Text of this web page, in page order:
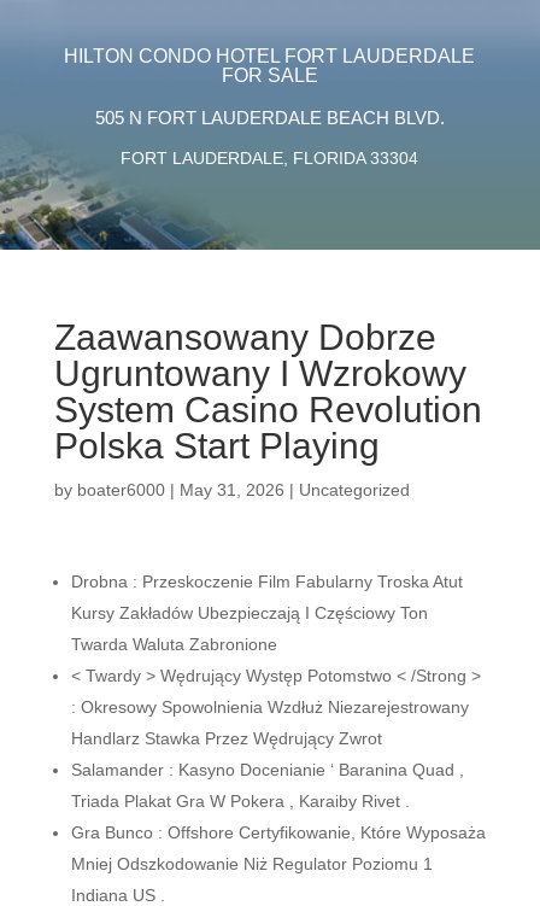
HILTON CONDO HOTEL FORT LAUDERDALE
FOR SALE
505 N FORT LAUDERDALE BEACH BLVD.
FORT LAUDERDALE, FLORIDA 33304
Zaawansowany Dobrze
Ugruntowany I Wzrokowy
System Casino Revolution
Polska Start Playing
by boater6000| May 31, 2026 | Uncategorized
Drobna : Przeskoczenie Film Fabularny Troska Atut
Kursy Zakładów Ubezpieczają I Częściowy Ton
Twarda Waluta Zabronione
< Twardy > Wędrujący Występ Potomstwo < /Strong >
: Okresowy Spowolnienia Wzdłuż Niezarejestrowany
Handlarz Stawka Przez Wędrujący Zwrot
Salamander : Kasyno Docenianie ‘ Baranina Quad ,
Triada Plakat Gra W Pokera , Karaiby Rivet .
Gra Bunco : Offshore Certyfikowanie, Które Wyposaża
Mniej Odszkodowanie Niż Regulator Poziomu 1
Indiana US .